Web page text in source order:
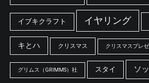
イブキクラフト イヤリング
キとハ クリスマス クリスマスプレ
グリムス（GRIMMS）社 スタイ ソ